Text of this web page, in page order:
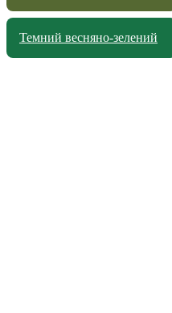
Темний весняно-зелений